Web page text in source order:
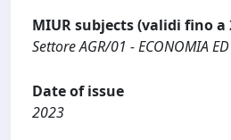
MIUR subjects (validi fino a
Settore AGR/01 - ECONOMIA ED
Date of issue
2023